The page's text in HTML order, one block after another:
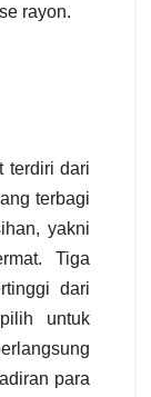
rayon.
terdiri dari
terbagi
yakni
Tiga
dari
untuk
para